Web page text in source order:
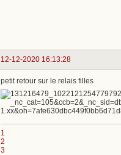
12-12-2020 16:13:28
petit retour sur le relais filles
1
2
3